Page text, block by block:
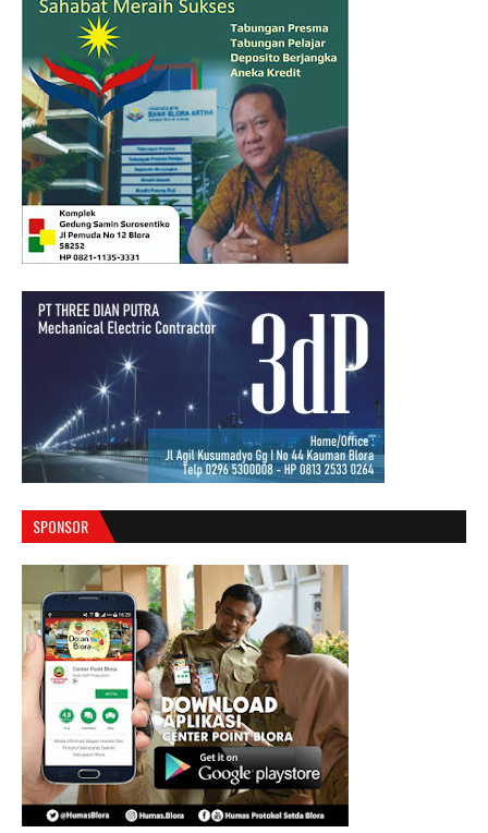
SPONSOR